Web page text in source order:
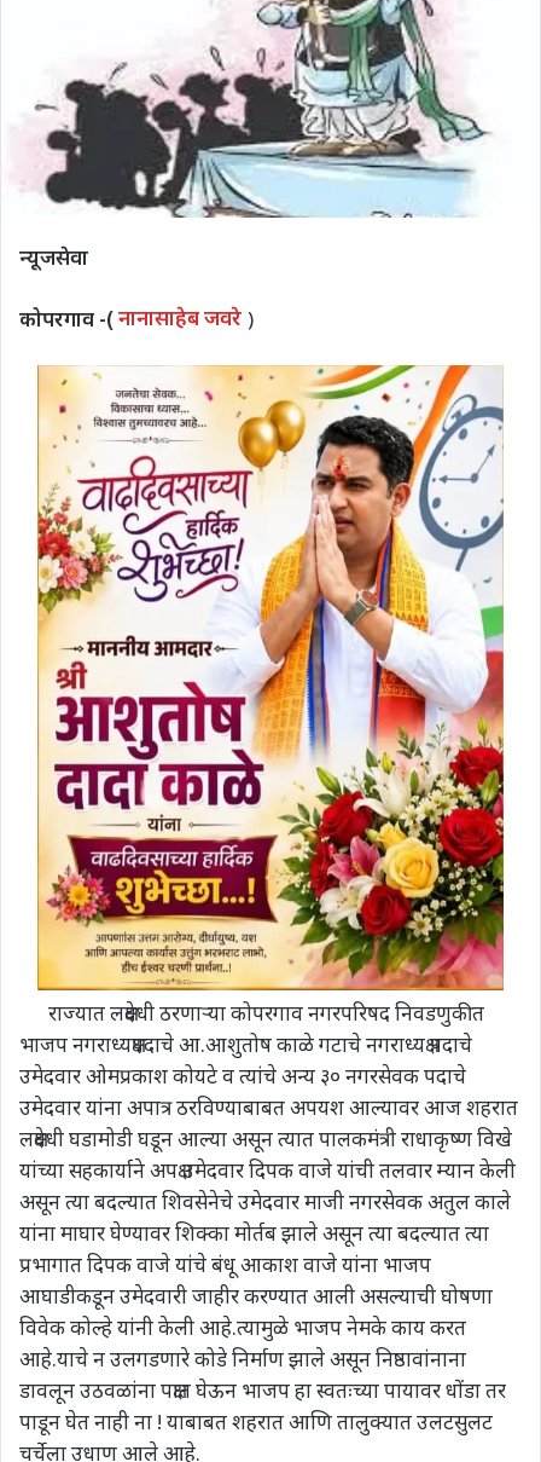
न्यूजसेवा
कोपरगाव -(नानासाहेब जवरे )
राज्यात लक्षवेधी ठरणाऱ्या कोपरगाव नगरपरिषद निवडणुकीत
भाजप नगराध्यक्षपदाचे आ.आशुतोष काळे गटाचे नगराध्यक्ष पदाचे
उमेदवार ओमप्रकाश कोयटे व त्यांचे अन्य ३० नगरसेवक पदाचे
उमेदवार यांना अपात्र ठरविण्याबाबत अपयश आल्यावर आज शहरात
लक्षवेधी घडामोडी घडून आल्या असून त्यात पालकमंत्री राधाकृष्ण विखे
यांच्या सहकार्याने अपक्ष उमेदवार दिपक वाजे यांची तलवार म्यान केली
असून त्या बदल्यात शिवसेनेचे उमेदवार माजी नगरसेवक अतुल काले
यांना माघार घेण्यावर शिक्का मोर्तब झाले असून त्या बदल्यात त्या
प्रभागात दिपक वाजे यांचे बंधू आकाश वाजे यांना भाजप
आघाडीकडून उमेदवारी जाहीर करण्यात आली असल्याची घोषणा
विवेक कोल्हे यांनी केली आहे.त्यामुळे भाजप नेमके काय करत
आहे.याचे न उलगडणारे कोडे निर्माण झाले असून निष्ठावांनाना
डावलून उठवळांना पक्षात घेऊन भाजप हा स्वतःच्या पायावर धोंडा तर
पाडून घेत नाही ना ! याबाबत शहरात आणि तालुक्यात उलटसुलट
चर्चेला उधाण आले आहे.